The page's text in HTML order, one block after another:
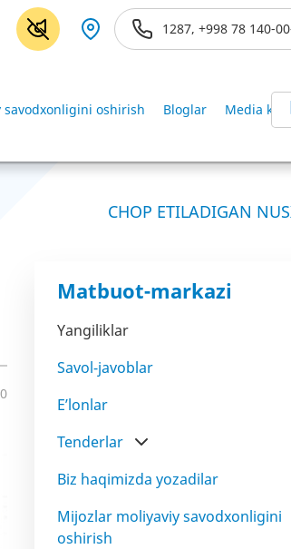
1287, +998 78 140-
savodxonligini oshirish Bloglar Media
CHOP ETILADIGAN
Matbuot-markazi
Yangiliklar
Savol-javoblar
E’lonlar
Tenderlar
Biz haqimizda yozadilar
Mijozlar moliyaviy savodxonligini
oshirish